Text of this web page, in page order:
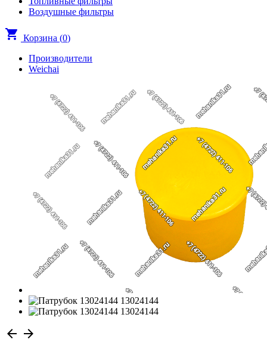
Воздушные фильтры
shopping_cart Корзина (0)
Производители
Weichai
arrow_back arrow_forward